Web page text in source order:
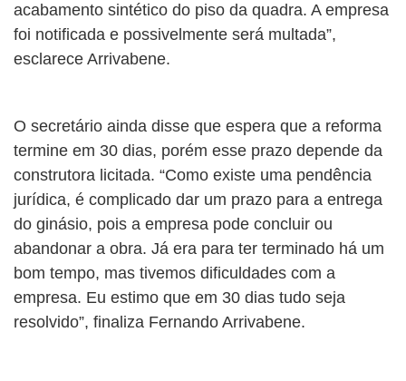
acabamento sintético do piso da quadra. A empresa
foi notificada e possivelmente será multada”,
esclarece Arrivabene.
O secretário ainda disse que espera que a reforma
termine em 30 dias, porém esse prazo depende da
construtora licitada. “Como existe uma pendência
jurídica, é complicado dar um prazo para a entrega
do ginásio, pois a empresa pode concluir ou
abandonar a obra. Já era para ter terminado há um
bom tempo, mas tivemos dificuldades com a
empresa. Eu estimo que em 30 dias tudo seja
resolvido”, finaliza Fernando Arrivabene.